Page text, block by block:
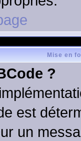
Mise en
?
est
un